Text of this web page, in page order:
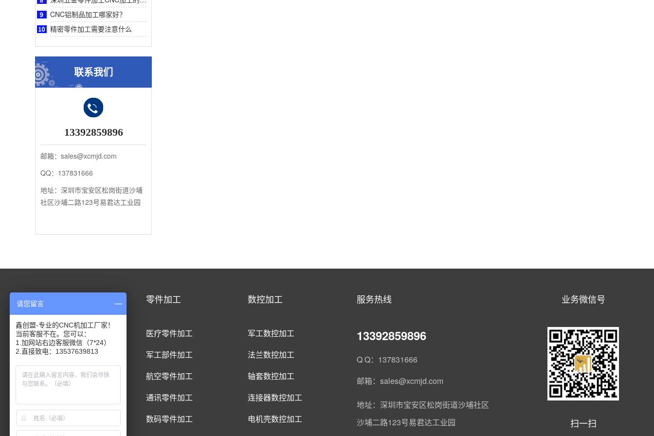
CNC铝制品加工哪家好？
精密零件加工需要注意什么
联系我们
13392859896
邮箱：sales@xcmjd.com
QQ：137831666
地址：深圳市宝安区松岗街道沙埔
社区沙埔二路123号易君达工业园
CNC加工
CNC铝合金加工
CNC钛合金加工
CNC精密件加工
CNC五金件加工
零件加工
医疗零件加工
军工部件加工
航空零件加工
通讯零件加工
数码零件加工
数控加工
军工数控加工
法兰数控加工
轴套数控加工
连接器数控加工
电机壳数控加工
服务热线
13392859896
Q Q：137831666
邮箱：sales@xcmjd.com
地址：深圳市宝安区松岗街道沙埔社区
沙埔二路123号易君达工业园
业务微信号
扫一扫
请您留言
鑫创盟-专业的CNC机加工厂家！
当前客服不在。您可以：
1.加网站右边客服微信（7*24）
2.直接致电：13537639813